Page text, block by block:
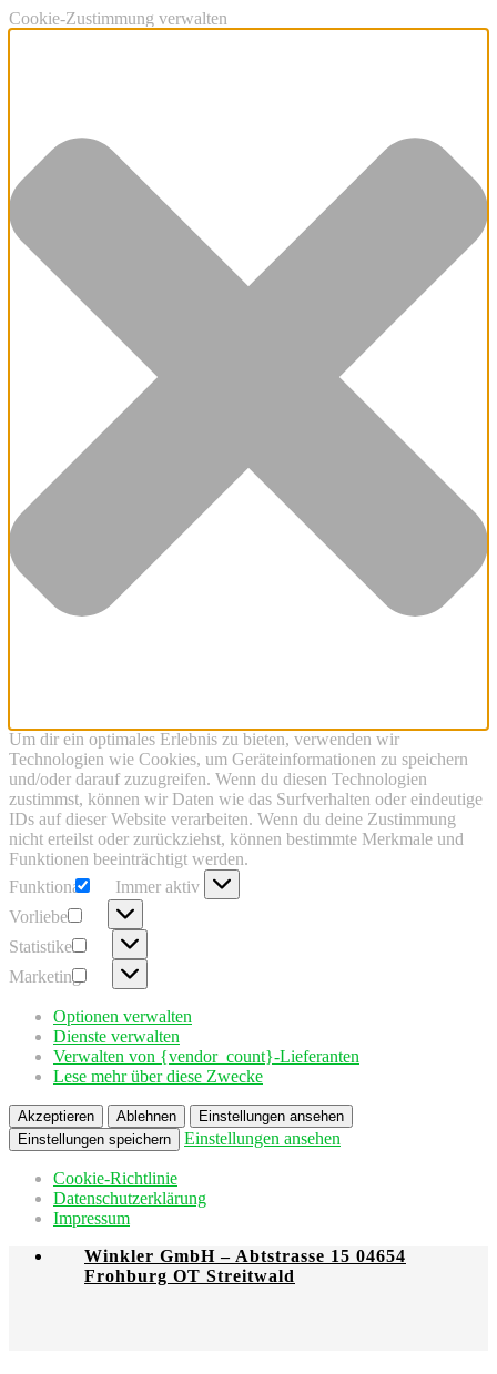
Cookie-Zustimmung verwalten
Um dir ein optimales Erlebnis zu bieten, verwenden wir
Technologien wie Cookies, um Geräteinformationen zu speichern
und/oder darauf zuzugreifen. Wenn du diesen Technologien
zustimmst, können wir Daten wie das Surfverhalten oder eindeutige
IDs auf dieser Website verarbeiten. Wenn du deine Zustimmung
nicht erteilst oder zurückziehst, können bestimmte Merkmale und
Funktionen beeinträchtigt werden.
Funktional
Funktional
Immer aktiv
Vorlieben
Vorlieben
Statistiken Statistiken
Marketing Marketing
Optionen verwalten
Dienste verwalten
Verwalten von {vendor_count}-Lieferanten
Lese mehr über diese Zwecke
Akzeptieren Ablehnen
Einstellungen ansehen
Einstellungen speichern
Einstellungen ansehen
Cookie-Richtlinie
Datenschutzerklärung
Impressum
Winkler GmbH – Abtstrasse 15 04654
Frohburg OT Streitwald